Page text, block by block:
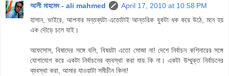
আলী মাহমেদ - ali mahmed
April 17, 2010 at 10:58 PM
হাসান, ভাইরে, আপনার মন্তব্যটা এতোটাই আন্তরিক বুকটা ধক করে উঠে, মনে হয়
এক দৌড়ে চলে যাই।
আফসোস, বিষাদের সঙ্গে বলি, বিষয়টা এতো সোজা না! দেশে নির্বাচন কশিনারের সঙ্গে
যোগাযোগ করে একটা নির্বাচনের ব্যবস্থা করা যায় কি না। একটা উম্মুক্ত নির্বাচনের
ব্যবস্থা করা, আমার যাওয়াটা সমীচীন কিনা!